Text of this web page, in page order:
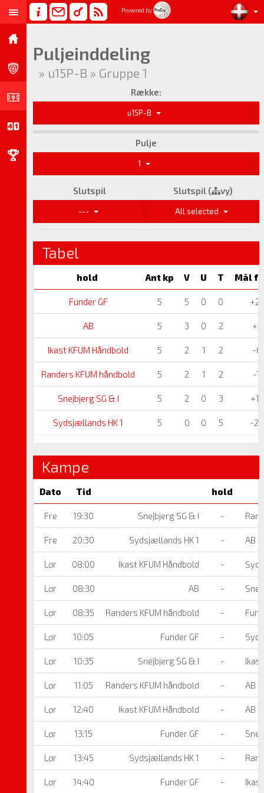
Powered by
Puljeinddeling
» u15P-B » Gruppe 1
Række:
u15P-B
Pulje
1
Slutspil Slutspil ( vy)
--- All selected
Tabel
hold Ant kp V U T Mål
Funder GF 5 5 0 0 +21
AB 5 3 0 2 +1
Ikast KFUM Håndbold 5 2 1 2 -6
Randers KFUM håndbold 5 2 1 2 -7
Snejbjerg SG & I 5 2 0 3 +11
Sydsjællands HK 1 5 0 0 5 -20
Kampe
Dato Tid hold
Fre 19:30 Snejbjerg SG & I -
Fre 20:30 Sydsjællands HK 1 - AB
Lør 08:00 Ikast KFUM Håndbold -
Lør 08:30 AB -
Lør 08:35 Randers KFUM håndbold -
Lør 10:05 Funder GF -
Lør 10:35 Snejbjerg SG & I -
Lør 11:05 Randers KFUM håndbold - AB
Lør 12:40 Ikast KFUM Håndbold - AB
Lør 13:15 Funder GF -
Lør 13:45 Sydsjællands HK 1 -
Lør 14:40 Funder GF -